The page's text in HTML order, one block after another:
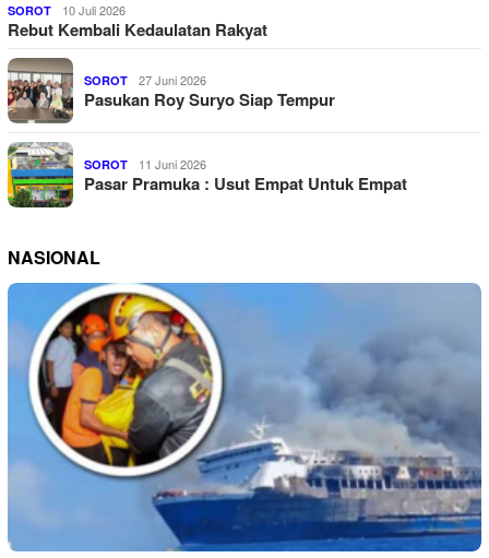
SOROT 10 Juli 2026
Rebut Kembali Kedaulatan Rakyat
SOROT 27 Juni 2026
Pasukan Roy Suryo Siap Tempur
SOROT 11 Juni 2026
Pasar Pramuka : Usut Empat Untuk Empat
NASIONAL